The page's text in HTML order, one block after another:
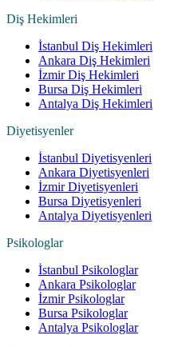
Diş Hekimleri
İstanbul Diş Hekimleri
Ankara Diş Hekimleri
İzmir Diş Hekimleri
Bursa Diş Hekimleri
Antalya Diş Hekimleri
Diyetisyenler
İstanbul Diyetisyenleri
Ankara Diyetisyenleri
İzmir Diyetisyenleri
Bursa Diyetisyenleri
Antalya Diyetisyenleri
Psikologlar
İstanbul Psikologlar
Ankara Psikologlar
İzmir Psikologlar
Bursa Psikologlar
Antalya Psikologlar